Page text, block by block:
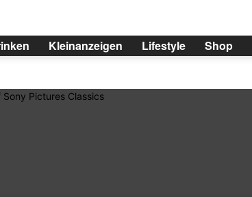
Kleinanzeigen Lifestyle Shop